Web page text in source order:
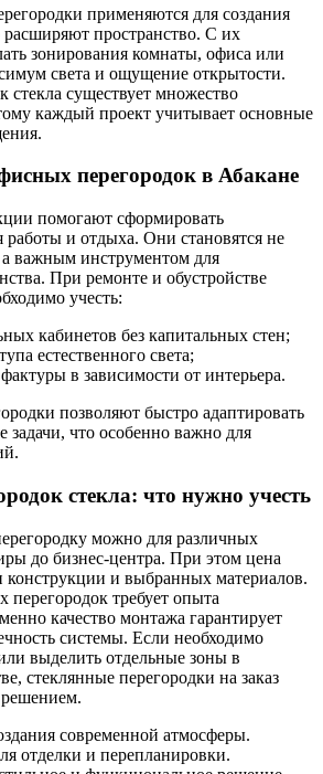
применяются для создания
расширяют пространство. С их
зонирования комнаты, офиса или
света и ощущение открытости.
стекла существует множество
каждый проект учитывает основные
перегородок в Абакане
помогают сформировать
и отдыха. Они становятся не
а важным инструментом для
При ремонте и обустройстве
учесть:
кабинетов без капитальных стен;
естественного света;
в зависимости от интерьера.
позволяют быстро адаптировать
что особенно важно для
стекла: что нужно учесть
можно для различных
до бизнес-центра. При этом цена
конструкции и выбранных материалов.
перегородок требует опыта
качество монтажа гарантирует
системы. Если необходимо
выделить отдельные зоны в
стеклянные перегородки на заказ
современной атмосферы.
отделки и перепланировки.